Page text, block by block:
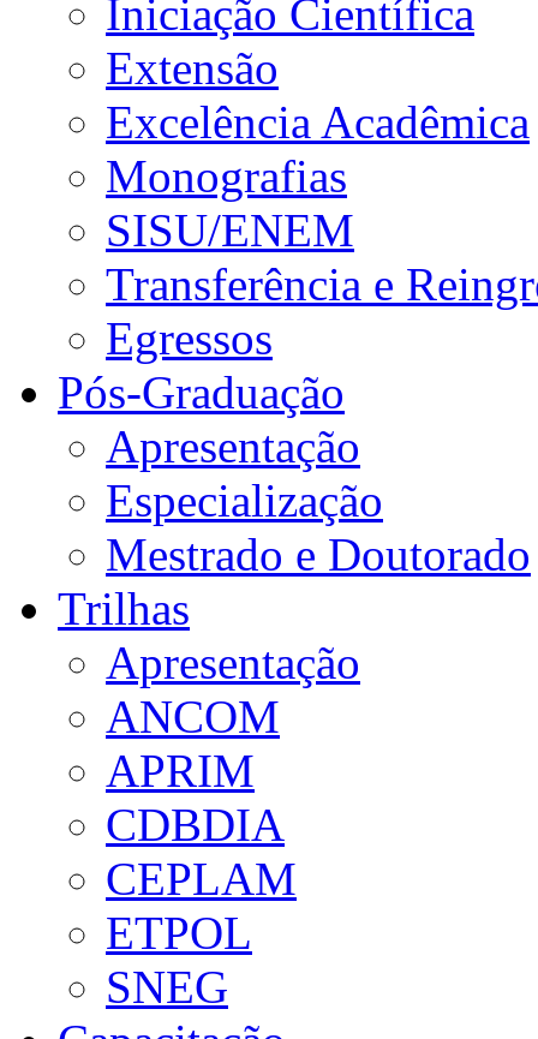
Iniciação Científica
Extensão
Excelência Acadêmica
Monografias
SISU/ENEM
Transferência e
Egressos
Pós-Graduação
Apresentação
Especialização
Mestrado e Doutorado
Trilhas
Apresentação
ANCOM
APRIM
CDBDIA
CEPLAM
ETPOL
SNEG